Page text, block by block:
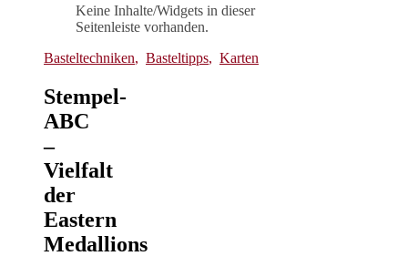
Keine Inhalte/Widgets in dieser
Seitenleiste vorhanden.
Basteltechniken, Basteltipps, Karten
Stempel-
ABC
–
Vielfalt
der
Eastern
Medallions